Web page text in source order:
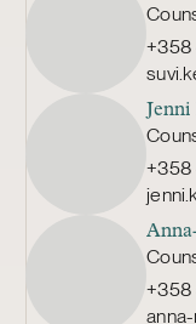
+358
+358
+358